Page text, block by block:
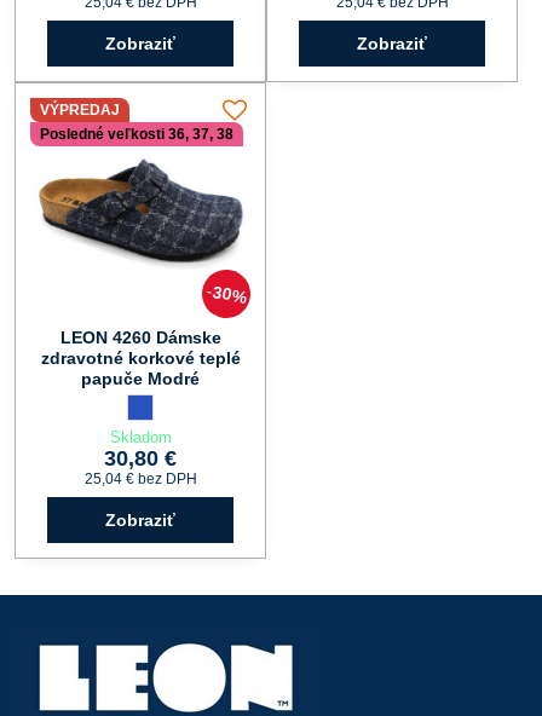
Zobraziť Zobraziť
30%
VÝPREDAJ
Posledné veľkosti 36, 37, 38
LEON 4260 Dámske
zdravotné korkové teplé
papuče Modré
Skladom
30,80 €
25,04 € bez DPH
Zobraziť